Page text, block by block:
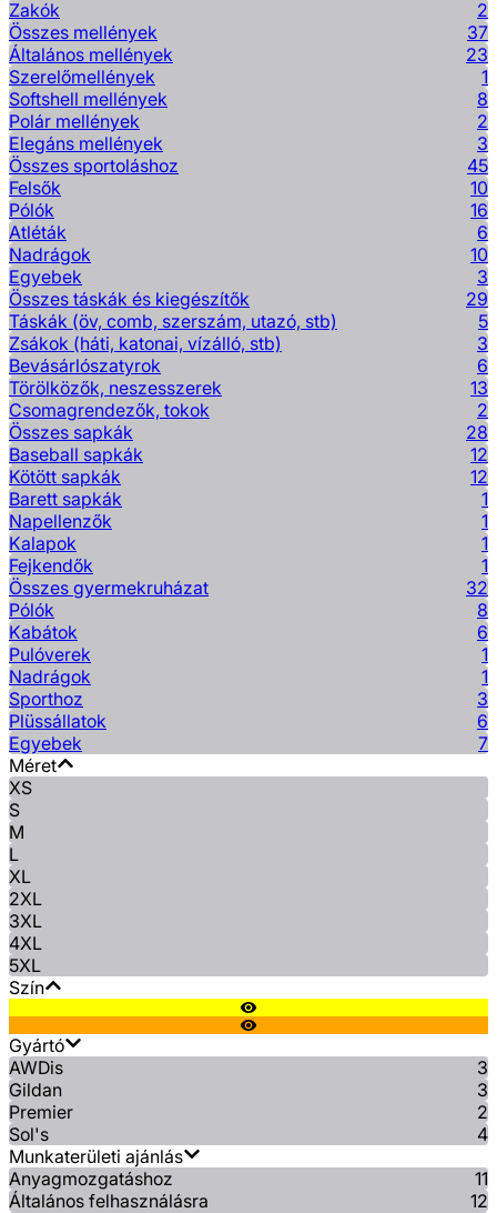
Zakók
2
Összes mellények
37
Általános mellények
23
Szerelőmellények
1
Softshell mellények
8
Polár mellények
2
Elegáns mellények
3
Összes sportoláshoz
45
Felsők
10
Pólók
16
Atléták
6
Nadrágok
10
Egyebek
3
Összes táskák és kiegészítők
29
Táskák (öv, comb, szerszám, utazó, stb)
5
Zsákok (háti, katonai, vízálló, stb)
3
Bevásárlószatyrok
6
Törölközők, neszesszerek
13
Csomagrendezők, tokok
2
Összes sapkák
28
Baseball sapkák
12
Kötött sapkák
12
Barett sapkák
1
Napellenzők
1
Kalapok
1
Fejkendők
1
Összes gyermekruházat
32
Pólók
8
Kabátok
6
Pulóverek
1
Nadrágok
1
Sporthoz
3
Plüssállatok
6
Egyebek
7
Méret
XS
S
M
L
XL
2XL
3XL
4XL
5XL
Szín
Gyártó
AWDis
3
Gildan
3
Premier
2
Sol's
4
Munkaterületi ajánlás
Anyagmozgatáshoz
11
Általános felhasználásra
12